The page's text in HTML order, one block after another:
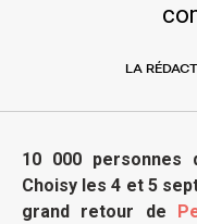
LA
10 000 personnes
Choisy les 4 et 5
grand retour de